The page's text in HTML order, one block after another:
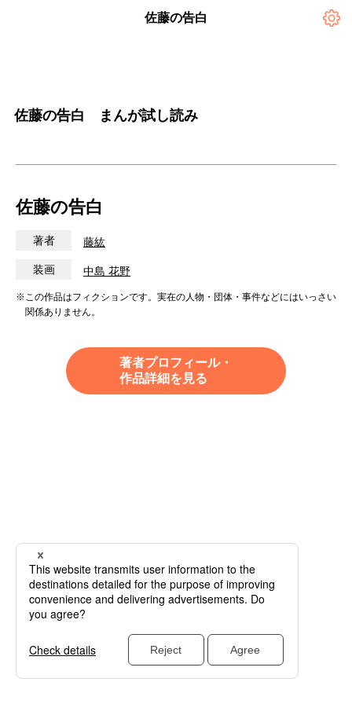
佐藤の告白
佐藤の告白 まんが試し読み
佐藤の告白
著者 藤紘
装画 中島 花野
※この作品はフィクションです。実在の人物・団体・事件などにはいっさい
関係ありません。
著者プロフィール・
作品詳細を見る